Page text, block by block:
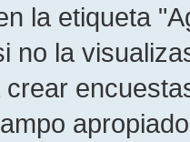
la etiqueta
no la